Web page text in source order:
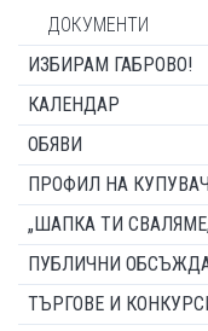
ДОКУМЕНТИ
ИЗБИРАМ ГАБРОВО!
КАЛЕНДАР
ОБЯВИ
ПРОФИЛ НА
„ШАПКА ТИ
ПУБЛИЧНИ
ТЪРГОВЕ И